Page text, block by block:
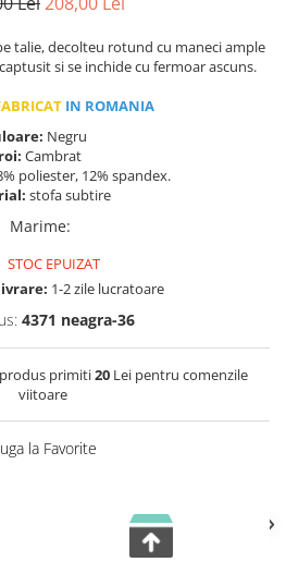
talie, decolteu rotund cu maneci ample
si se inchide cu fermoar ascuns.
IN ROMANIA
Negru
Cambrat
poliester, 12% spandex.
stofa subtire
Marime:
STOC EPUIZAT
1-2 zile lucratoare
4371 neagra-36
primiti20Lei pentru comenzile
viitoare
la Favorite